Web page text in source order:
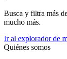
Busca y filtra más
mucho más.
Ir al explorador de
Quiénes somos